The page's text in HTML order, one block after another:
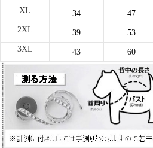
XL
34 47
2XL
39 53
3XL
43 60